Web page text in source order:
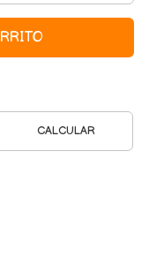
CALCULAR